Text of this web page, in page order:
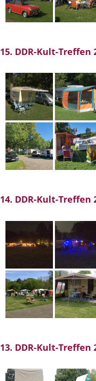
15. DDR-Kult-Treffen
14. DDR-Kult-Treffen
13. DDR-Kult-Treffen